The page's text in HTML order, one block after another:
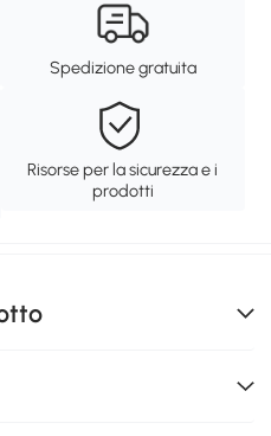
Spedizione gratuita
Risorse per la sicurezza e i
prodotti